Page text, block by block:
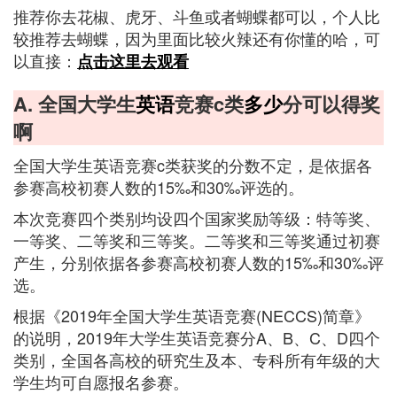
推荐你去花椒、虎牙、斗鱼或者蝴蝶都可以，个人比
较推荐去蝴蝶，因为里面比较火辣还有你懂的哈，可
以直接： 点击这里去观看
A. 全国大学生英语竞赛c类多少分可以得奖
啊
全国大学生英语竞赛c类获奖的分数不定，是依据各
参赛高校初赛人数的15‰和30‰评选的。
本次竞赛四个类别均设四个国家奖励等级：特等奖、
一等奖、二等奖和三等奖。二等奖和三等奖通过初赛
产生，分别依据各参赛高校初赛人数的15‰和30‰评
选。
根据《2019年全国大学生英语竞赛(NECCS)简章》
的说明，2019年大学生英语竞赛分A、B、C、D四个
类别，全国各高校的研究生及本、专科所有年级的大
学生均可自愿报名参赛。